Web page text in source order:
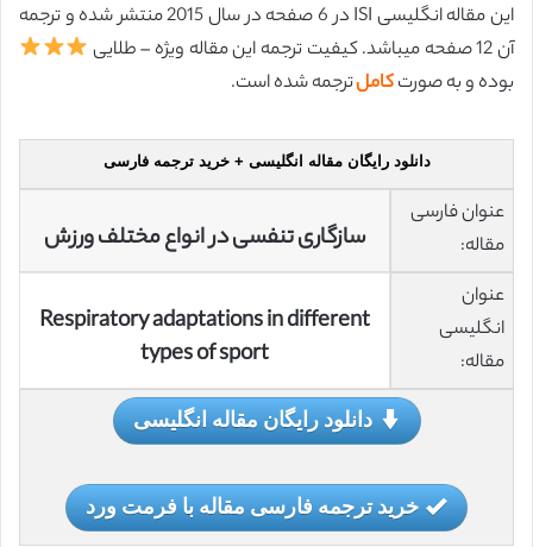
این مقاله انگلیسی ISI در 6 صفحه در سال 2015 منتشر شده و ترجمه
آن 12 صفحه میباشد. کیفیت ترجمه این مقاله ویژه – طلایی
بوده و به صورتکاملترجمه شده است.
دانلود رایگان مقاله انگلیسی + خرید ترجمه فارسی
عنوان فارسی
مقاله:
سازگاری تنفسی در انواع مختلف ورزش
عنوان
انگلیسی
مقاله:
Respiratory adaptations in different
types of sport
دانلود رایگان مقاله انگلیسی
خرید ترجمه فارسی مقاله با فرمت ورد